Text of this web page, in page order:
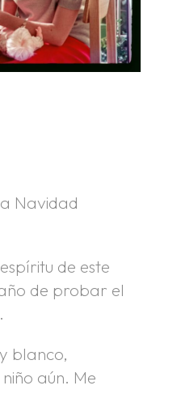
Navidad
de este
de probar el
blanco,
aún. Me